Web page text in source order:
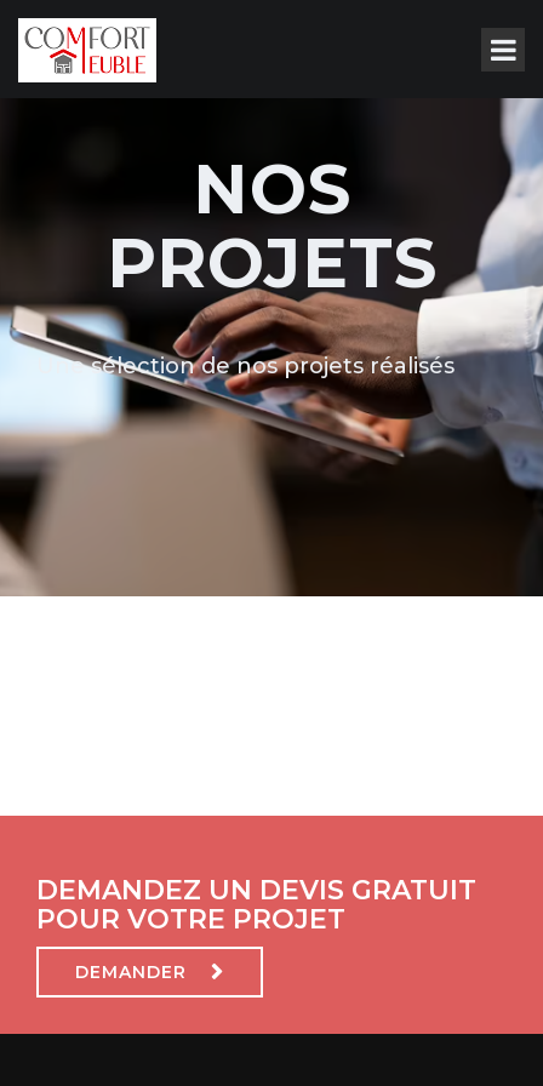
NOS
PROJETS
Une sélection de nos projets réalisés
DEMANDEZ UN DEVIS GRATUIT
POUR VOTRE PROJET
DEMANDER